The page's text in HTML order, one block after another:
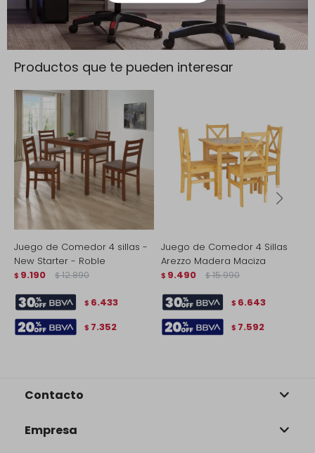
Productos que te pueden interesar
Juego de Comedor 4 sillas -
New Starter - Roble
$ 9.190 $ 12.890
$ 6.433
$ 7.352
Juego de Comedor 4 Sillas
Arezzo Madera Maciza
$ 9.490 $ 15.990
$ 6.643
$ 7.592
Contacto
Empresa